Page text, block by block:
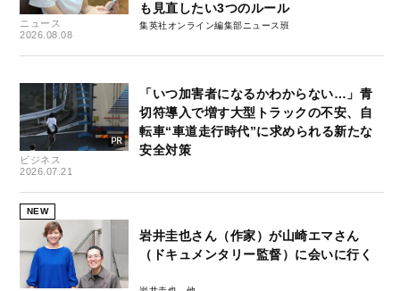
ニュース
2026.08.08
も見直したい3つのルール
集英社オンライン編集部ニュース班
ビジネス
2026.07.21
「いつ加害者になるかわからない…」青
切符導入で増す大型トラックの不安、自
転車“車道走行時代”に求められる新たな
安全対策
NEW
岩井圭也さん（作家）が山崎エマさん
（ドキュメンタリー監督）に会いに行く